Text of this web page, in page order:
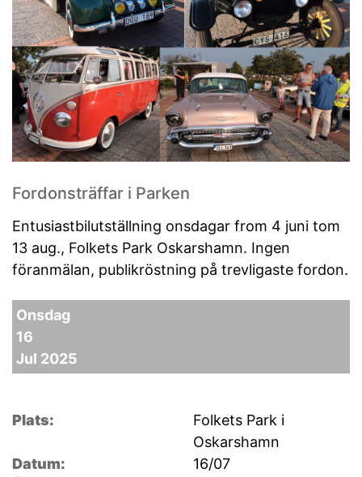
Fordonsträffar i Parken
Entusiastbilutställning onsdagar from 4 juni tom
13 aug., Folkets Park Oskarshamn. Ingen
föranmälan, publikröstning på trevligaste fordon.
Onsdag
16
Jul 2025
Plats:
Folkets Park i
Oskarshamn
Datum:
16/07